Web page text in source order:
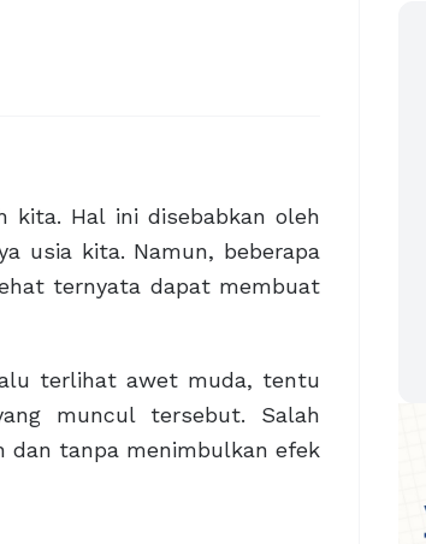
kita. Hal ini disebabkan oleh
usia kita. Namun, beberapa
ternyata dapat membuat
terlihat awet muda, tentu
muncul tersebut. Salah
dan tanpa menimbulkan efek